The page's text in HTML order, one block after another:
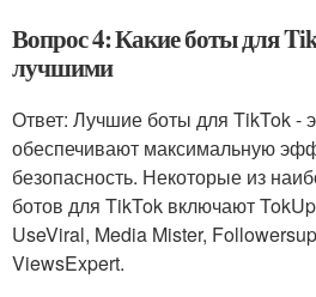
Вопрос 4: Какие боты для
лучшими
Ответ: Лучшие боты для TikTok -
обеспечивают максимальную
безопасность. Некоторые из
ботов для TikTok включают
UseViral, Media Mister,
ViewsExpert.